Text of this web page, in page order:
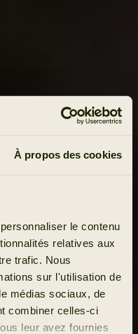
À propos des cookies
le contenu
relatives aux
trafic. Nous
sur l'utilisation de
médias sociaux, de
combiner celles-ci
leur avez fournies